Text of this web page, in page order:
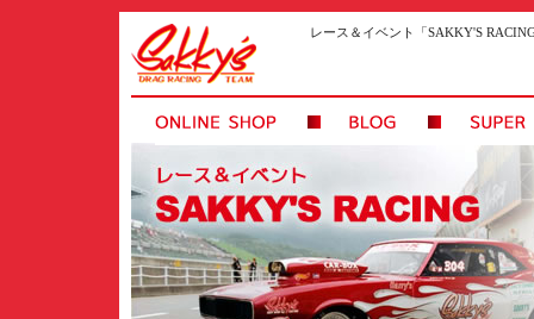
レース＆イベント「SAKKY'S